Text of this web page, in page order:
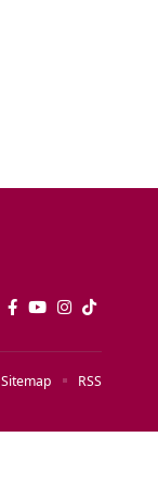
Sitemap RSS